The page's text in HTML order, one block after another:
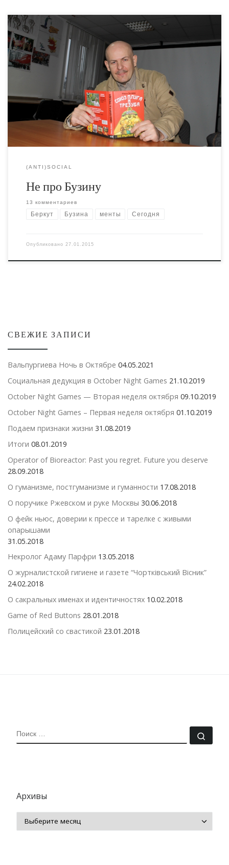
Несколько лет спустя я наткнулся в интернете на эту
книгу. Я скачал "Вурдалака" и принес его домой (тогда у
меня еще не было интернета дома, и я ходил по
интернет кафе с дискетами, позже с CD-RW). Я думал,
что вот, сейчас я узнаю всю правду и смогу громко
смеяться в лицо патриотическим пропагандистам. Я
осилил пару страниц. Книга оказалась говном. Просто
говном.
(ANTI)SOCIAL
Не про Бузину
13 комментариев
Беркут Бузина менты Сегодня
Опубликовано 27.01.2015
СВЕЖИЕ ЗАПИСИ
Вальпургиева Ночь в Октябре 04.05.2021
Социальная дедукция в October Night Games 21.10.2019
October Night Games — Вторая неделя октября 09.10.2019
October Night Games – Первая неделя октября 01.10.2019
Подаем признаки жизни 31.08.2019
Итоги 08.01.2019
Operator of Bioreactor: Past you regret. Future you deserve
28.09.2018
О гуманизме, постгуманизме и гуманности 17.08.2018
О поручике Ржевском и руке Москвы 30.06.2018
О фейк ньюс, доверии к прессе и тарелке с живыми
опарышами
31.05.2018
Некролог Адаму Парфри 13.05.2018
О журналистской гигиене и газете “Чортківський Вісник”
24.02.2018
О сакральных именах и идентичностях 10.02.2018
Game of Red Buttons 28.01.2018
Полицейский со свастикой 23.01.2018
ПОИСК
Архивы